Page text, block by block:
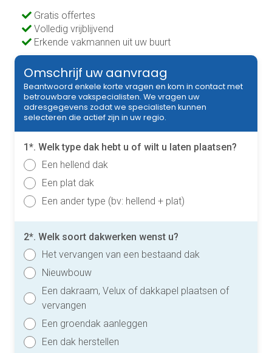
Gratis offertes
Volledig vrijblijvend
Erkende vakmannen uit uw buurt
Omschrijf uw aanvraag
Beantwoord enkele korte vragen en kom in contact met
betrouwbare vakspecialisten. We vragen uw
adresgegevens zodat we specialisten kunnen
selecteren die actief zijn in uw regio.
1*. Welk type dak hebt u of wilt u laten plaatsen?
Een hellend dak
Een plat dak
Een ander type (bv: hellend + plat)
2*. Welk soort dakwerken wenst u?
Het vervangen van een bestaand dak
Nieuwbouw
Een dakraam, Velux of dakkapel plaatsen of
vervangen
Een groendak aanleggen
Een dak herstellen